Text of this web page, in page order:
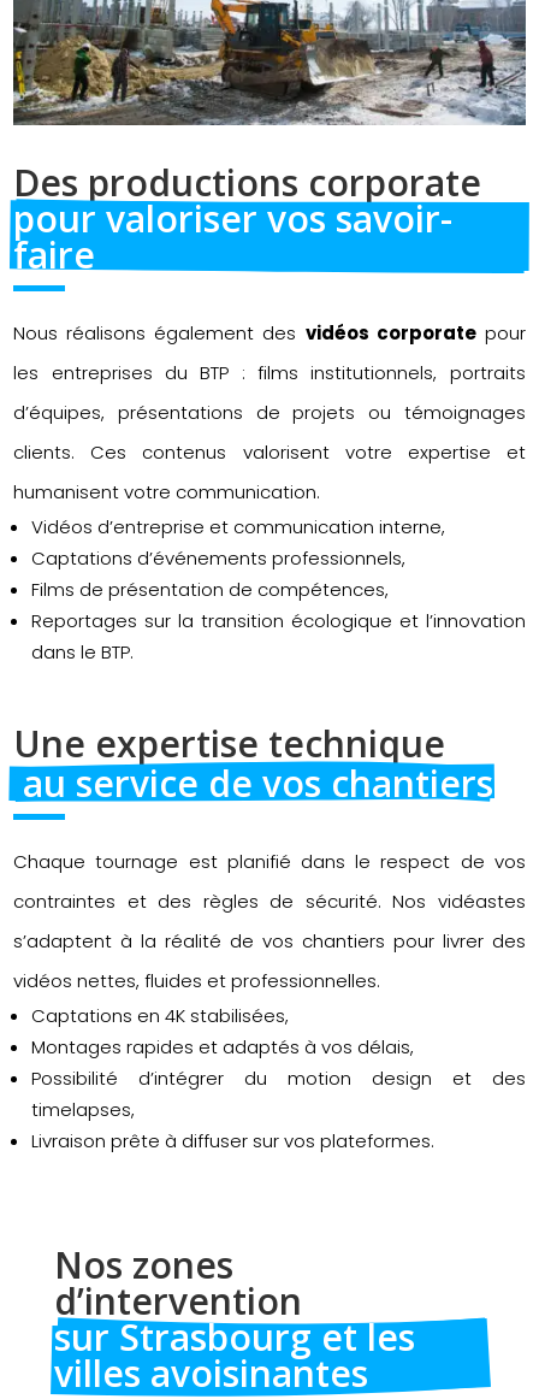
Des productions corporate
pour valoriser vos savoir-
faire
Nous réalisons également des vidéos corporatepour
les entreprises du BTP : films institutionnels, portraits
d’équipes, présentations de projets ou témoignages
clients. Ces contenus valorisent votre expertise et
humanisent votre communication.
Vidéos d’entreprise et communication interne,
Captations d’événements professionnels,
Films de présentation de compétences,
Reportages sur la transition écologique et l’innovation
dans le BTP.
Une expertise technique
au service de vos chantiers
Chaque tournage est planifié dans le respect de vos
contraintes et des règles de sécurité. Nos vidéastes
s’adaptent à la réalité de vos chantiers pour livrer des
vidéos nettes, fluides et professionnelles.
Captations en 4K stabilisées,
Montages rapides et adaptés à vos délais,
Possibilité d’intégrer du motion design et des
timelapses,
Livraison prête à diffuser sur vos plateformes.
Nos zones
d’intervention
sur Strasbourg et les
villes avoisinantes